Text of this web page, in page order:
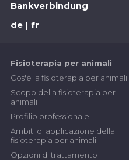
Bankverbindung
de
fr
Fisioterapia per animali
Cos'è la fisioterapia per animali
Scopo della fisioterapia per
animali
Profilio professionale
Ambiti di applicazione della
fisioterapia per animali
Opzioni di trattamento